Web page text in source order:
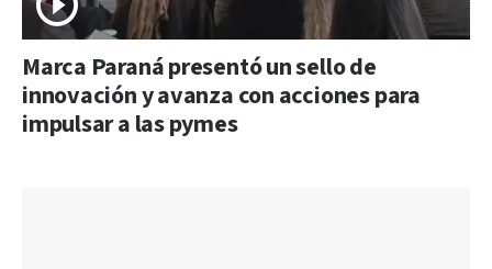
Marca Paraná presentó un sello de
innovación y avanza con acciones para
impulsar a las pymes